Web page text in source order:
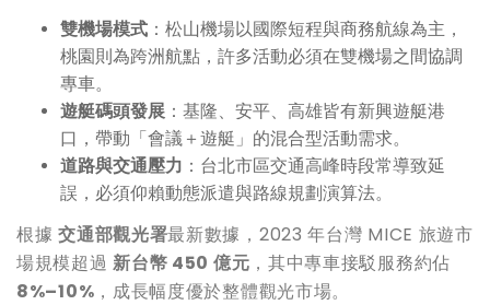
雙機場模式 ：松山機場以國際短程與商務航線為主，
桃園則為跨洲航點，許多活動必須在雙機場之間協調
專車。
遊艇碼頭發展 ：基隆、安平、高雄皆有新興遊艇港
口，帶動「會議＋遊艇」的混合型活動需求。
道路與交通壓力 ：台北市區交通高峰時段常導致延
誤，必須仰賴動態派遣與路線規劃演算法。
根據交通部觀光署最新數據，2023 年台灣 MICE 旅遊市
場規模超過新台幣 450 億元 ，其中專車接駁服務約佔
8%–10% ，成長幅度優於整體觀光市場。